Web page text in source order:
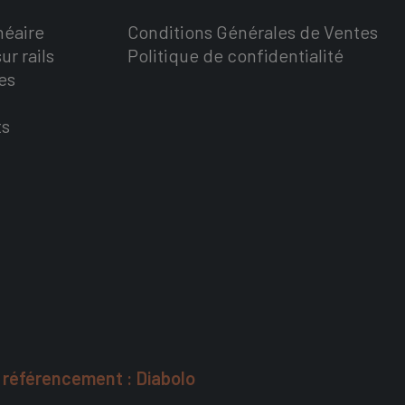
rails
Conditions Générales de Ventes
Politique de confidentialité
: Diabolo